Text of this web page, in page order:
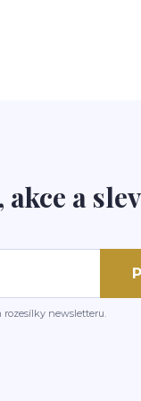
a
newsletteru.